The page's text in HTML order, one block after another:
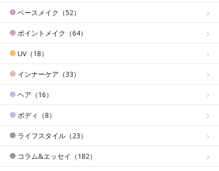
ベースメイク（52）
ポイントメイク（64）
UV（18）
インナーケア（33）
ヘア（16）
ボディ（8）
ライフスタイル（23）
コラム&エッセイ（182）